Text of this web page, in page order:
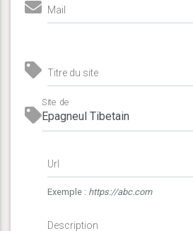
Mail
Titre du site
Site de
Url
Exemple : https://abc.com
Description